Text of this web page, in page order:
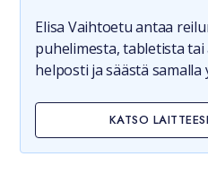
Elisa Vaihtoetu antaa
puhelimesta, tabletista
helposti ja säästä samalla
KATSO